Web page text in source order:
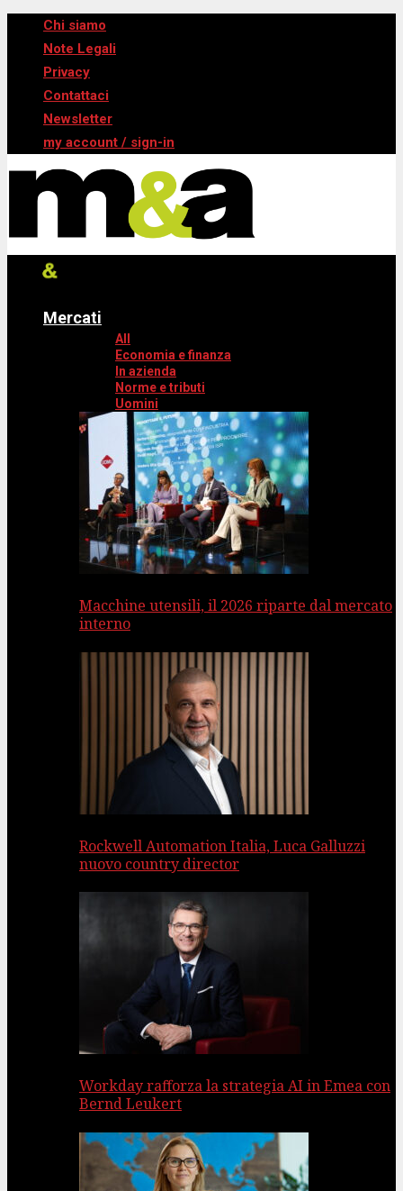
Chi siamo
Note Legali
Privacy
Contattaci
Newsletter
my account / sign-in
Mercati
All
Economia e finanza
In azienda
Norme e tributi
Uomini
Macchine utensili, il 2026 riparte dal mercato
interno
Rockwell Automation Italia, Luca Galluzzi
nuovo country director
Workday rafforza la strategia AI in Emea con
Bernd Leukert